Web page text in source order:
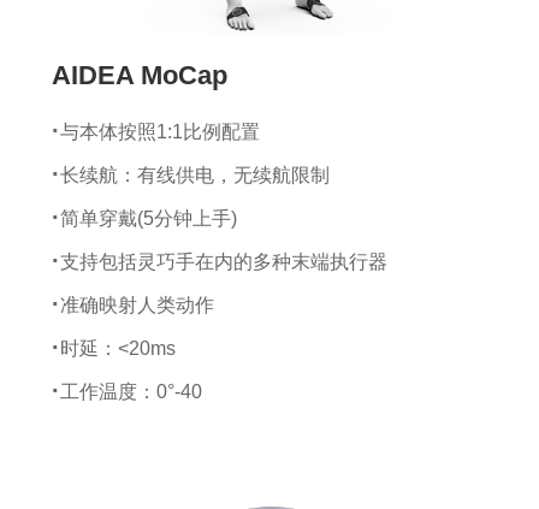
AIDEA MoCap
与本体按照1:1比例配置
长续航：有线供电，无续航限制
简单穿戴(5分钟上手)
支持包括灵巧手在内的多种末端执行器
准确映射人类动作
时延：<20ms
工作温度：0°-40